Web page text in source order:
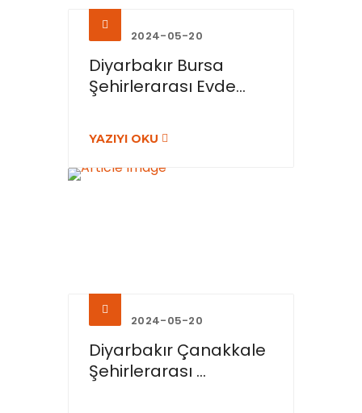
2024-05-20
Diyarbakır Bursa
Şehirlerarası Evde...
YAZIYI OKU
2024-05-20
Diyarbakır Çanakkale
Şehirlerarası ...